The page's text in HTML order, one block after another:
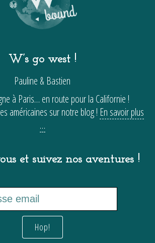
W’s go west !
Pauline & Bastien
à Paris… en route pour la Californie !
américaines sur notre blog ! En savoir plus
…
et suivez nos aventures !